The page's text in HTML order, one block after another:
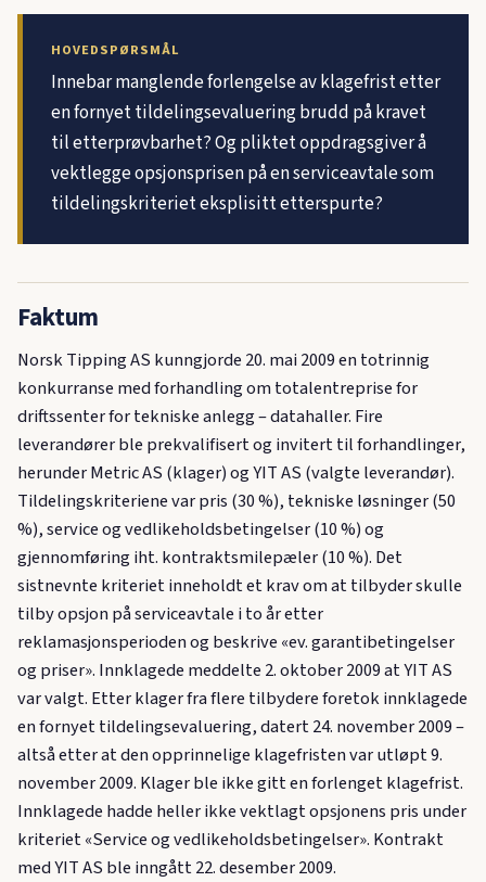
HOVEDSPØRSMÅL
Innebar manglende forlengelse av klagefrist etter
en fornyet tildelingsevaluering brudd på kravet
til etterprøvbarhet? Og pliktet oppdragsgiver å
vektlegge opsjonsprisen på en serviceavtale som
tildelingskriteriet eksplisitt etterspurte?
Faktum
Norsk Tipping AS kunngjorde 20. mai 2009 en totrinnig
konkurranse med forhandling om totalentreprise for
driftssenter for tekniske anlegg – datahaller. Fire
leverandører ble prekvalifisert og invitert til forhandlinger,
herunder Metric AS (klager) og YIT AS (valgte leverandør).
Tildelingskriteriene var pris (30 %), tekniske løsninger (50
%), service og vedlikeholdsbetingelser (10 %) og
gjennomføring iht. kontraktsmilepæler (10 %). Det
sistnevnte kriteriet inneholdt et krav om at tilbyder skulle
tilby opsjon på serviceavtale i to år etter
reklamasjonsperioden og beskrive «ev. garantibetingelser
og priser». Innklagede meddelte 2. oktober 2009 at YIT AS
var valgt. Etter klager fra flere tilbydere foretok innklagede
en fornyet tildelingsevaluering, datert 24. november 2009 –
altså etter at den opprinnelige klagefristen var utløpt 9.
november 2009. Klager ble ikke gitt en forlenget klagefrist.
Innklagede hadde heller ikke vektlagt opsjonens pris under
kriteriet «Service og vedlikeholdsbetingelser». Kontrakt
med YIT AS ble inngått 22. desember 2009.